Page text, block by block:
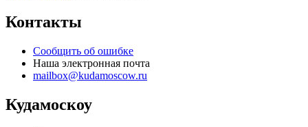
Контакты
Сообщить об ошибке
Наша электронная почта
mailbox@kudamoscow.ru
Кудамоскоу